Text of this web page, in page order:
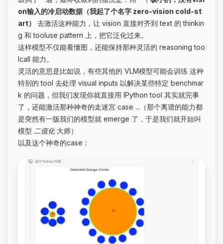
on输入的冷启动数据（我起了个名字 zero-vision cold-st
art）
去激活这种能力，让 vision 直接对齐到 text 的 thinkin
g 和 tooluse pattern 上，把它泛化过来。
这样模型不仅能看懂图，还能保持那种灵活的 reasoning too
lcall 能力。
灵活的意思是比如说，有些其他的 VLM模型可能会训练 这种
特别的 tool 去处理 visual inputs 以解决某些特定 benchmar
k 的问题，但我们发现你就直接用 IPython tool 其实就完事
了，还能激活那种神奇的走迷宫 case ...（那个离谱的能力都
是突然有一版我们的模型就 emerge 了，于是我们就开始叫
模型 二值化大师）
以及这个神奇的case：